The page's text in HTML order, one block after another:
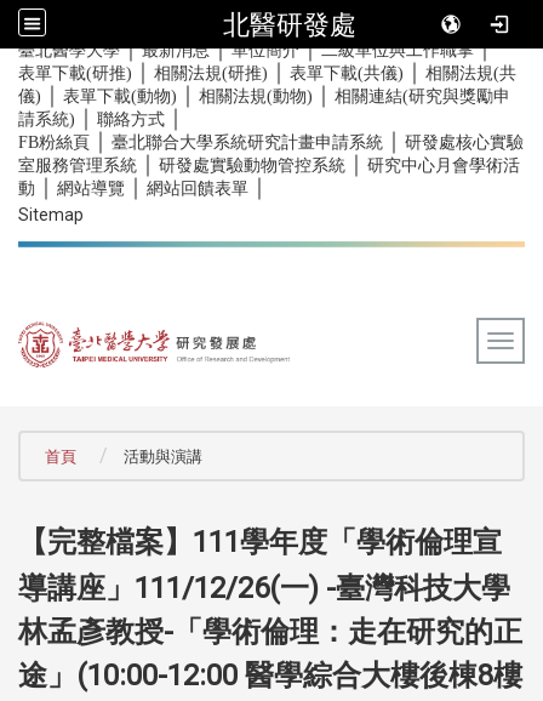
北醫研發處
::: 臺北醫學大學｜最新消息｜單位簡介｜二級單位與工作職掌｜
表單下載(研推) 相關法規(研推) 表單下載(共儀)
相關法規(共
儀)
表單下載(動物) 相關法規(動物)
相關連結(研究與獎勵申
請系統)
聯絡方式
FB粉絲頁 臺北聯合大學系統研究計畫申請系統
研發處核心實驗
室服務管理系統
研發處實驗動物管控系統
研究中心月會學術活
動
網站導覽 網站回饋表單
Sitemap
首頁 活動與演講
【完整檔案】 111學年度「學術倫理宣
導講座」111/12/26(一) -臺灣科技大學
林孟彥教授-「學術倫理：走在研究的正
途」(10:00-12:00 醫學綜合大樓後棟8樓